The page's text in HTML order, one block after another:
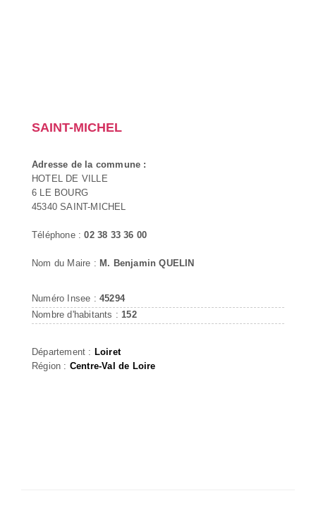
SAINT-MICHEL
Adresse de la commune :
HOTEL DE VILLE
6 LE BOURG
45340 SAINT-MICHEL
Téléphone :02 38 33 36 00
Nom du Maire : M. Benjamin QUELIN
Numéro Insee : 45294
Nombre d'habitants : 152
Département : Loiret
Région : Centre-Val de Loire